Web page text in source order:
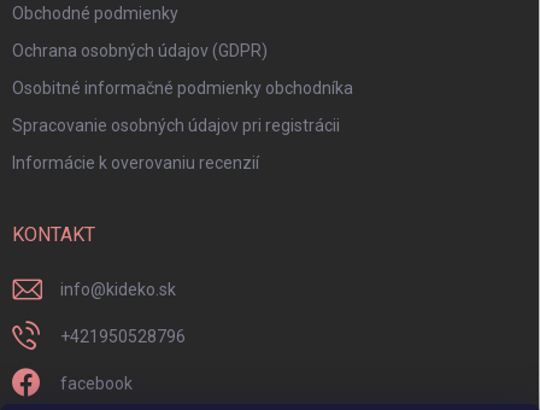
Obchodné podmienky
Ochrana osobných údajov (GDPR)
Osobitné informačné podmienky obchodníka
Spracovanie osobných údajov pri registrácii
Informácie k overovaniu recenzií
KONTAKT
info@kideko.sk
+421950528796
facebook